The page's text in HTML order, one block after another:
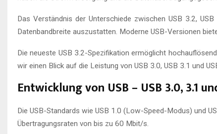
Das Verständnis der Unterschiede zwischen USB 3.2,
Datenbandbreite auszustatten. Moderne USB-Versionen
Die neueste USB 3.2-Spezifikation ermöglicht
wir einen Blick auf die Leistung von USB 3.0, USB 3.1 und
Entwicklung von USB – USB 3.0, 3.1
Die USB-Standards wie USB 1.0 (Low-Speed-Modus) und
Übertragungsraten von bis zu 60 Mbit/s.